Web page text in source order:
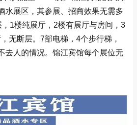
水展区，其参展、招商效果无需多
1楼纯展厅，2楼有展厅与房间，3
无断层。7部电梯，4个步行梯，
去人的情况。锦江宾馆每个展位无